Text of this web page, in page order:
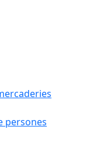
persones